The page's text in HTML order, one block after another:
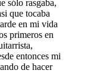
sólo rasgaba,
que tocaba
en mi vida
primeros en
entonces mi
de hacer